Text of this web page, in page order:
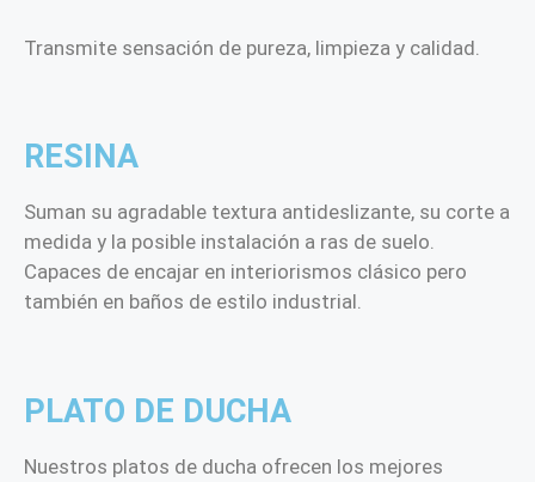
Transmite sensación de pureza, limpieza y calidad.
RESINA
Suman su agradable textura antideslizante, su corte a
medida y la posible instalación a ras de suelo.
Capaces de encajar en interiorismos clásico pero
también en baños de estilo industrial.
PLATO DE DUCHA
Nuestros platos de ducha ofrecen los mejores